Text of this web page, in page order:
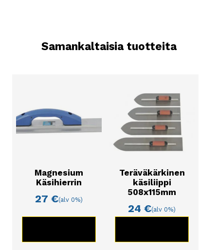
Samankaltaisia tuotteita
Magnesium
Käsihierrin
27 €(alv 0%)
Teräväkärkinen
käsiliippi
508x115mm
24€(alv 0%)